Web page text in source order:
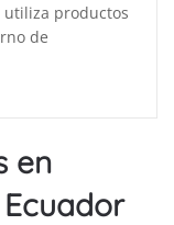
productos
de
en